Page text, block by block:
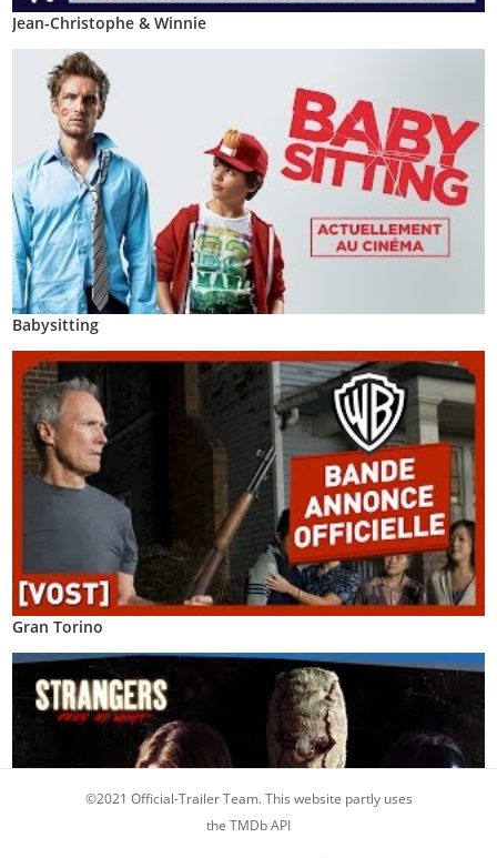
Jean-Christophe & Winnie
Babysitting
Gran Torino
©2021 Official-Trailer Team. This website partly uses
the TMDb API